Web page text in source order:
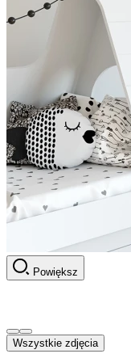
Powiększ
Wszystkie zdjęcia